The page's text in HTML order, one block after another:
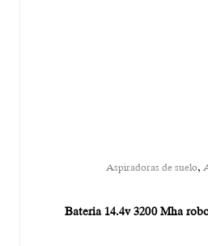
Aspiradoras de suelo,
Bateria 14.4v 3200 Mha